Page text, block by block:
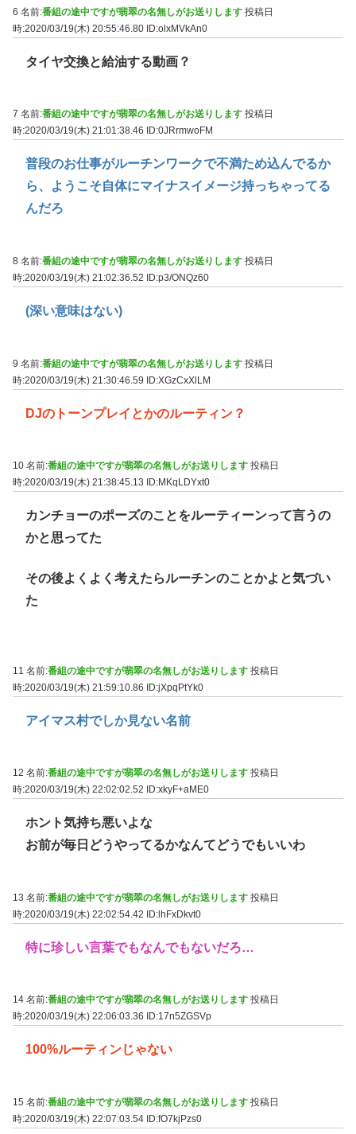
6 名前:番組の途中ですが翡翠の名無しがお送りします 投稿日
時:2020/03/19(木) 20:55:46.80 ID:olxMVkAn0
タイヤ交換と給油する動画？
7 名前:番組の途中ですが翡翠の名無しがお送りします 投稿日
時:2020/03/19(木) 21:01:38.46
ID:0JRrmwoFM
普段のお仕事がルーチンワークで不満ため込んでるか
ら、ようこそ自体にマイナスイメージ持っちゃってる
んだろ
8 名前:番組の途中ですが翡翠の名無しがお送りします 投稿日
時:2020/03/19(木) 21:02:36.52
ID:p3/ONQz60
(深い意味はない)
9 名前:番組の途中ですが翡翠の名無しがお送りします 投稿日
時:2020/03/19(木) 21:30:46.59 ID:XGzCxXlLM
DJのトーンプレイとかのルーティン？
10 名前:番組の途中ですが翡翠の名無しがお送りします 投稿日
時:2020/03/19(木) 21:38:45.13
ID:MKqLDYxt0
カンチョーのポーズのことをルーティーンって言うの
かと思ってた
その後よくよく考えたらルーチンのことかよと気づい
た
11 名前:番組の途中ですが翡翠の名無しがお送りします 投稿日
時:2020/03/19(木) 21:59:10.86 ID:jXpqPtYk0
アイマス村でしか見ない名前
12 名前:番組の途中ですが翡翠の名無しがお送りします 投稿日
時:2020/03/19(木) 22:02:02.52
ID:xkyF+aME0
ホント気持ち悪いよな
お前が毎日どうやってるかなんてどうでもいいわ
13 名前:番組の途中ですが翡翠の名無しがお送りします 投稿日
時:2020/03/19(木) 22:02:54.42 ID:lhFxDkvt0
特に珍しい言葉でもなんでもないだろ…
14 名前:番組の途中ですが翡翠の名無しがお送りします 投稿日
時:2020/03/19(木) 22:06:03.36
ID:17n5ZGSVp
100%ルーティンじゃない
15 名前:番組の途中ですが翡翠の名無しがお送りします 投稿日
時:2020/03/19(木) 22:07:03.54 ID:fO7kjPzs0